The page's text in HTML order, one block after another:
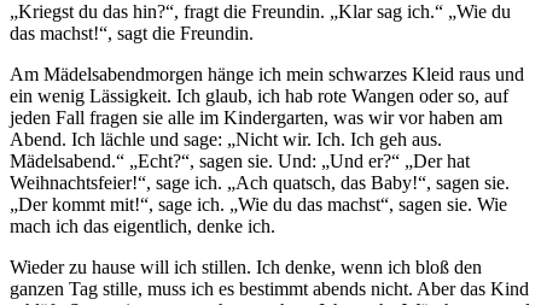
„Kriegst du das hin?“, fragt die Freundin. „Klar sag ich.“ „Wie du
das machst!“, sagt die Freundin.
Am Mädelsabendmorgen hänge ich mein schwarzes Kleid raus und
ein wenig Lässigkeit. Ich glaub, ich hab rote Wangen oder so, auf
jeden Fall fragen sie alle im Kindergarten, was wir vor haben am
Abend. Ich lächle und sage: „Nicht wir. Ich. Ich geh aus.
Mädelsabend.“ „Echt?“, sagen sie. Und: „Und er?“ „Der hat
Weihnachtsfeier!“, sage ich. „Ach quatsch, das Baby!“, sagen sie.
„Der kommt mit!“, sage ich. „Wie du das machst“, sagen sie. Wie
mach ich das eigentlich, denke ich.
Wieder zu hause will ich stillen. Ich denke, wenn ich bloß den
ganzen Tag stille, muss ich es bestimmt abends nicht. Aber das Kind